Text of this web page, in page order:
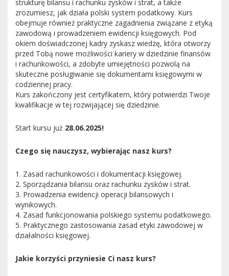
strukturę bilansu i rachunku zysków i strat, a także
zrozumiesz, jak działa polski system podatkowy. Kurs
obejmuje również praktyczne zagadnienia związane z etyką
zawodową i prowadzeniem ewidencji księgowych. Pod
okiem doświadczonej kadry zyskasz wiedzę, która otworzy
przed Tobą nowe możliwości kariery w dziedzinie finansów
i rachunkowości, a zdobyte umiejętności pozwolą na
skuteczne posługiwanie się dokumentami księgowymi w
codziennej pracy.
Kurs zakończony jest certyfikatem, który potwierdzi Twoje
kwalifikacje w tej rozwijającej się dziedzinie.
Start kursu już 28.06.2025!
Czego się nauczysz, wybierając nasz kurs?
1. Zasad rachunkowości i dokumentacji księgowej.
2. Sporządzania bilansu oraz rachunku zysków i strat.
3. Prowadzenia ewidencji operacji bilansowych i
wynikowych.
4. Zasad funkcjonowania polskiego systemu podatkowego.
5. Praktycznego zastosowania zasad etyki zawodowej w
działalności księgowej.
Jakie korzyści przyniesie Ci nasz kurs?